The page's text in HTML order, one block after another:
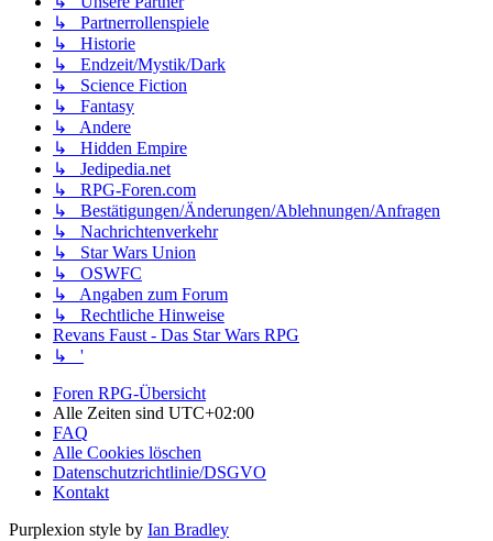
↳ Partnerrollenspiele
↳ Historie
↳ Endzeit/Mystik/Dark
↳ Science Fiction
↳ Fantasy
↳ Andere
↳ Hidden Empire
↳ Jedipedia.net
↳ RPG-Foren.com
↳ Bestätigungen/Änderungen/Ablehnungen/Anfragen
↳ Nachrichtenverkehr
↳ Star Wars Union
↳ OSWFC
↳ Angaben zum Forum
↳ Rechtliche Hinweise
Revans Faust - Das Star Wars RPG
↳ '
Foren RPG-Übersicht
Alle Zeiten sind UTC+02:00
FAQ
Alle Cookies löschen
Datenschutzrichtlinie/DSGVO
Kontakt
Purplexion style by Ian Bradley